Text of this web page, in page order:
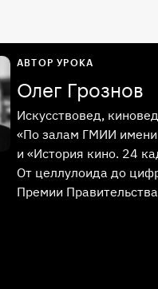
АВТОР УРОКА
Олег Грознов
Искусствовед,
«По залам ГМИИ
и «История кино. 24
От целлулоида до
Премии